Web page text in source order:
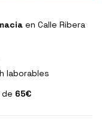
en Calle Ribera
laborables
65€